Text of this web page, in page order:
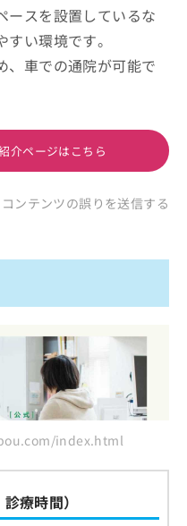
ースを設置しているな
い環境です。
、車での通院が可能で
介ページはこちら
コンテンツの誤りを送信する
index.html
療時間）